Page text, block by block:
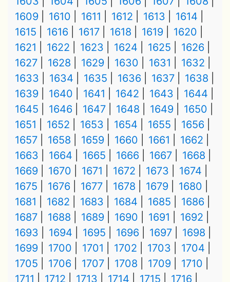
1609
1610 1611 1612 1613
1614
1615
1616 1617 1618 1619
1620
1621
1622 1623 1624 1625
1626
1627
1628 1629 1630 1631
1632
1633
1634 1635 1636 1637
1638
1639
1640 1641 1642 1643
1644
1645
1646 1647 1648 1649
1650
1651
1652 1653 1654 1655
1656
1657
1658 1659 1660 1661
1662
1663
1664 1665 1666 1667
1668
1669
1670 1671 1672 1673
1674
1675
1676 1677 1678 1679
1680
1681
1682 1683 1684 1685
1686
1687
1688 1689 1690 1691
1692
1693
1694 1695 1696 1697
1698
1699
1700 1701 1702 1703
1704
1705
1706 1707 1708 1709
1710
1711
1712 1713 1714 1715
1716